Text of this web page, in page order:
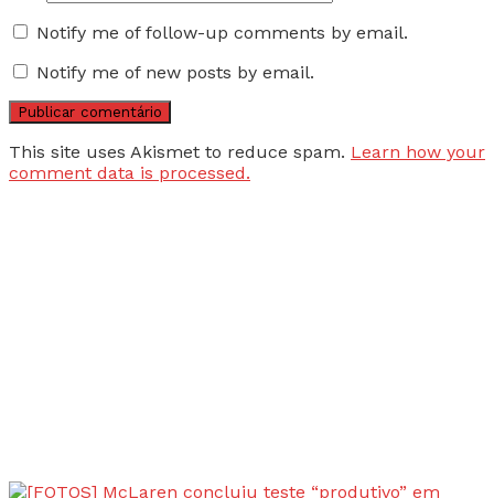
Notify me of follow-up comments by email.
Notify me of new posts by email.
This site uses Akismet to reduce spam. Learn how your
comment data is processed.